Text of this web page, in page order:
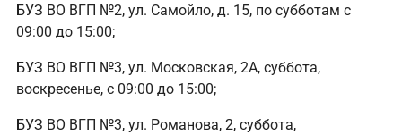
БУЗ ВО ВГП №2, ул. Самойло, д. 15, по субботам с
09:00 до 15:00;
БУЗ ВО ВГП №3, ул. Московская, 2А, суббота,
воскресенье, с 09:00 до 15:00;
БУЗ ВО ВГП №3, ул. Романова, 2, суббота,